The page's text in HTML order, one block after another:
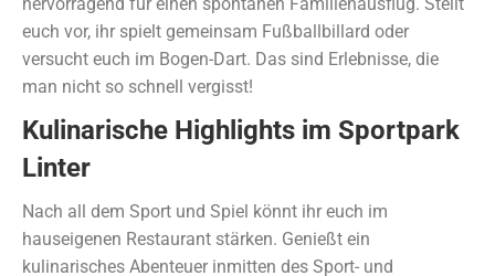
euch vor, ihr spielt gemeinsam Fußballbillard oder
versucht euch im Bogen-Dart. Das sind Erlebnisse, die
man nicht so schnell vergisst!
Kulinarische Highlights im Sportpark
Linter
Nach all dem Sport und Spiel könnt ihr euch im
hauseigenen Restaurant stärken. Genießt ein
kulinarisches Abenteuer inmitten des Sport- und